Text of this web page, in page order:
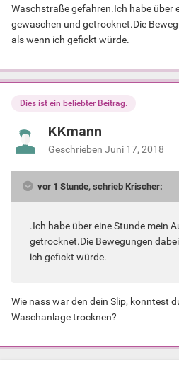
Waschstraße gefahren.Ich habe über
gewaschen und getrocknet.Die
als wenn ich gefickt würde.
Dies ist ein beliebter Beitrag.
KKmann
Geschrieben Juni 17, 2018
vor 1 Stunde, schrieb Krischer:
.Ich habe über eine Stunde mein
getrocknet.Die Bewegungen
ich gefickt würde.
Wie nass war den dein Slip, konntest
Waschanlage trocknen?